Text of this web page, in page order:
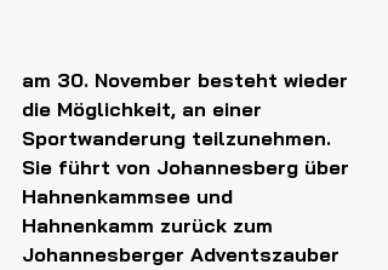
am 30. November besteht wieder
die Möglichkeit, an einer
Sportwanderung teilzunehmen.
Sie führt von Johannesberg über
Hahnenkammsee und
Hahnenkamm zurück zum
Johannesberger Adventszauber